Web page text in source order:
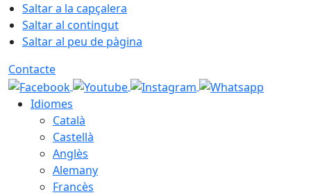
Saltar a la capçalera
Saltar al contingut
Saltar al peu de pàgina
Contacte
Idiomes
Català
Castellà
Anglès
Alemany
Francès